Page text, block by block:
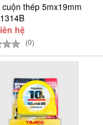
thép 5mx19mm
hệ
(0)